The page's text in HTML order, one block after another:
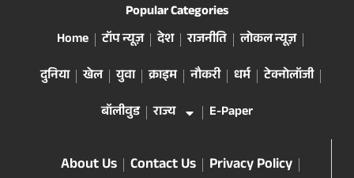
Popular Categories
Home
टॉप न्यूज़ देश राजनीति
लोकल न्यूज़
दुनिया
खेल युवा क्राइम नौकरी धर्म
टेक्नोलॉजी
बॉलीवुड
राज्य E-Paper
About Us Contact Us
Privacy Policy